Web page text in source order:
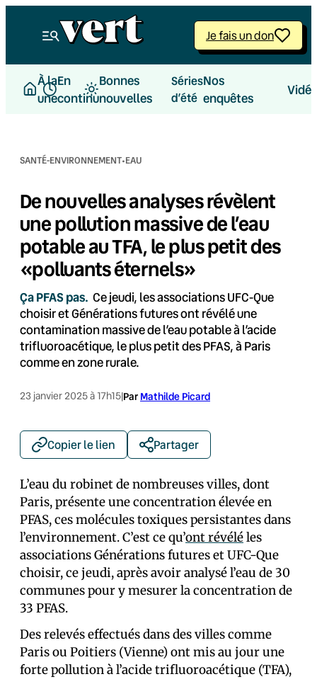
Je fais un don
À la
une
En
continu
Bonnes
nouvelles
Séries
d’été
Nos
enquêtes
SANTÉ-ENVIRONNEMENT·EAU
De nouvelles analyses révèlent
une pollution massive de l’eau
potable au TFA, le plus petit des
«polluants éternels»
Ça PFAS pas. Ce jeudi, les associations UFC-Que
choisir et Générations futures ont révélé une
contamination massive de l’eau potable à l’acide
trifluoroacétique, le plus petit des PFAS, à Paris
comme en zone rurale.
23 janvier 2025 à 17h15|Par Mathilde Picard
Copier le lien Partager
L’eau du robinet de nombreuses villes, dont
Paris, présente une concentration élevée en
PFAS, ces molécules toxiques persistantes dans
l’environnement. C’est ce qu’ont révéléles
associations Générations futures et UFC-Que
choisir, ce jeudi, après avoir analysé l’eau de 30
communes pour y mesurer la concentration de
33 PFAS.
Des relevés effectués dans des villes comme
Paris ou Poitiers (Vienne) ont mis au jour une
forte pollution à l’acide trifluoroacétique (TFA),